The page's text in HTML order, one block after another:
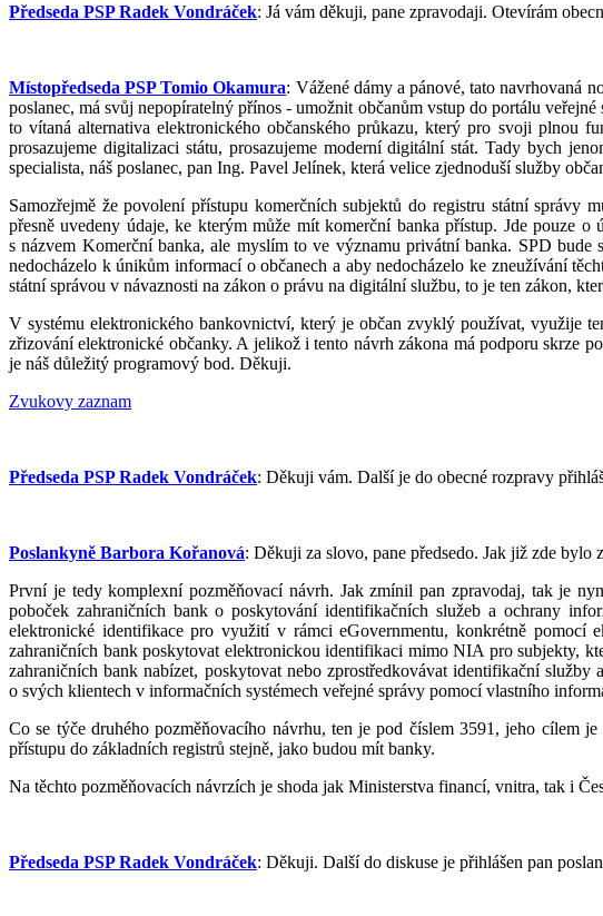
Předseda PSP Radek Vondráček: Já vám děkuji, pane zpravodaji. Otevírám
Místopředseda PSP Tomio Okamura: Vážené dámy a pánové, tato navrhovaná
poslanec, má svůj nepopíratelný přínos - umožnit občanům vstup do portálu
to vítaná alternativa elektronického občanského průkazu, který pro svoji plnou
prosazujeme digitalizaci státu, prosazujeme moderní digitální stát. Tady bych
specialista, náš poslanec, pan Ing. Pavel Jelínek, která velice zjednoduší služby
Samozřejmě že povolení přístupu komerčních subjektů do registru státní správy
přesně uvedeny údaje, ke kterým může mít komerční banka přístup. Jde pouze
s názvem Komerční banka, ale myslím to ve významu privátní banka. SPD
nedocházelo k únikům informací o občanech a aby nedocházelo ke zneužívání
státní správou v návaznosti na zákon o právu na digitální službu, to je ten zákon,
V systému elektronického bankovnictví, který je občan zvyklý používat, využije
zřizování elektronické občanky. A jelikož i tento návrh zákona má podporu skrze
je náš důležitý programový bod. Děkuji.
Zvukovy zaznam
Předseda PSP Radek Vondráček: Děkuji vám. Další je do obecné rozpravy
Poslankyně Barbora Kořanová: Děkuji za slovo, pane předsedo. Jak již zde
První je tedy komplexní pozměňovací návrh. Jak zmínil pan zpravodaj, tak je
poboček zahraničních bank o poskytování identifikačních služeb a ochrany
elektronické identifikace pro využití v rámci eGovernmentu, konkrétně
zahraničních bank poskytovat elektronickou identifikaci mimo NIA pro subjekty,
zahraničních bank nabízet, poskytovat nebo zprostředkovávat identifikační
o svých klientech v informačních systémech veřejné správy pomocí vlastního
Co se týče druhého pozměňovacího návrhu, ten je pod číslem 3591, jeho cílem
přístupu do základních registrů stejně, jako budou mít banky.
Na těchto pozměňovacích návrzích je shoda jak Ministerstva financí, vnitra, tak i
Předseda PSP Radek Vondráček: Děkuji. Další do diskuse je přihlášen pan